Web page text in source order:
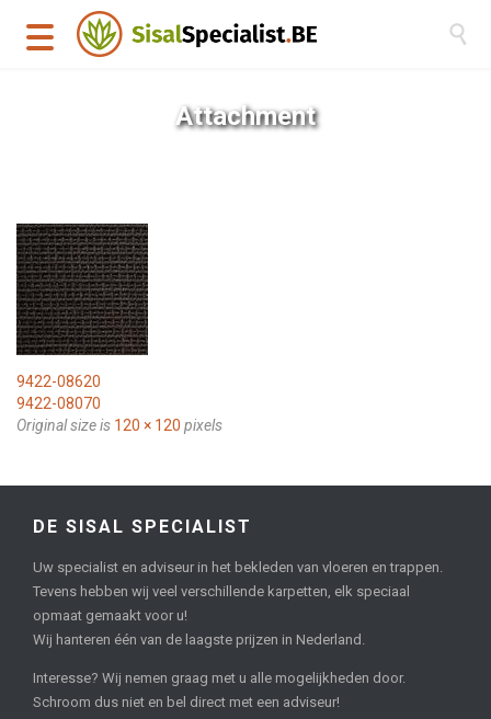

Attachment
9422-08620
9422-08070
Original size is 120 × 120 pixels
DE SISAL SPECIALIST
Uw specialist en adviseur in het bekleden van vloeren en trappen.
Tevens hebben wij veel verschillende karpetten, elk speciaal
opmaat gemaakt voor u!
Wij hanteren één van de laagste prijzen in Nederland.
Interesse? Wij nemen graag met u alle mogelijkheden door.
Schroom dus niet en bel direct met een adviseur!